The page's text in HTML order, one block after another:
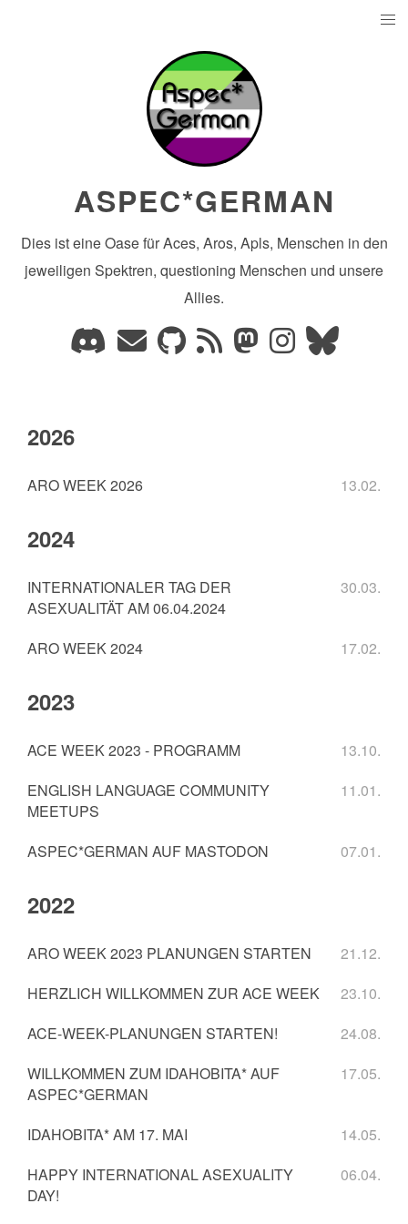
ASPEC*GERMAN
Dies ist eine Oase für Aces, Aros, Apls, Menschen in den
jeweiligen Spektren, questioning Menschen und unsere
Allies.
2026
ARO WEEK 2026 13.02.
2024
INTERNATIONALER TAG DER
ASEXUALITÄT AM 06.04.2024
30.03.
ARO WEEK 2024 17.02.
2023
ACE WEEK 2023 - PROGRAMM
13.10.
ENGLISH LANGUAGE COMMUNITY
MEETUPS
11.01.
ASPEC*GERMAN AUF MASTODON 07.01.
2022
ARO WEEK 2023 PLANUNGEN STARTEN
21.12.
HERZLICH WILLKOMMEN ZUR ACE WEEK
23.10.
ACE-WEEK-PLANUNGEN STARTEN!
24.08.
WILLKOMMEN ZUM IDAHOBITA* AUF
ASPEC*GERMAN
17.05.
IDAHOBITA* AM 17. MAI
14.05.
HAPPY INTERNATIONAL ASEXUALITY
DAY!
06.04.